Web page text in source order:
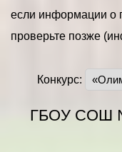
если информации о
проверьте позже
Конкурс:
ГБОУ СОШ